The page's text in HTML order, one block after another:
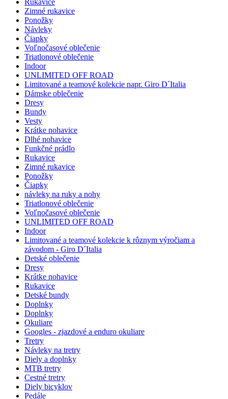
Rukavice
Zimné rukavice
Ponožky
Návleky
Čiapky
Voľnočasové oblečenie
Triatlonové oblečenie
Indoor
UNLIMITED OFF ROAD
Limitované a teamové kolekcie napr. Giro D´Italia
Dámske oblečenie
Dresy
Bundy
Vesty
Krátke nohavice
Dlhé nohavice
Funkčné prádlo
Rukavice
Zimné rukavice
Ponožky
Čiapky
návleky na ruky a nohy
Triatlonové oblečenie
Voľnočasové oblečenie
UNLIMITED OFF ROAD
Indoor
Limitované a teamové kolekcie k rôznym výročiam a
závodom - Giro D´Italia
Detské oblečenie
Dresy
Krátke nohavice
Rukavice
Detské bundy
Doplnky
Doplnky
Okuliare
Googles - zjazdové a enduro okuliare
Tretry
Návleky na tretry
Diely a doplnky
MTB tretry
Cestné tretry
Diely bicyklov
Pedále